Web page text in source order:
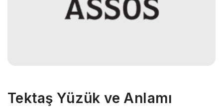
Tektaş Yüzük ve Anlamı